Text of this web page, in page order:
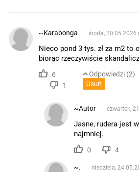
~Karabonga środa, 20.05.2026
Nieco pond 3 tys. zł za m2 to
biorąc rzeczywiście
6
1
Odpowiedzi (2)
Usuń
~Autor czwartek,
Jasne, rudera jest
najmniej.
0 4
~.
niedziela,